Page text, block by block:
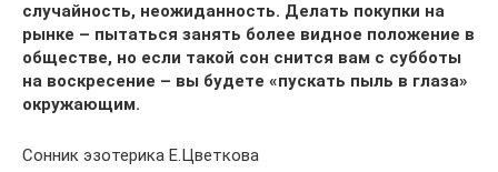
случайность, неожиданность. Делать покупки на
рынке – пытаться занять более видное положение в
обществе, но если такой сон снится вам с субботы
на воскресение – вы будете «пускать пыль в глаза»
окружающим.
Сонник эзотерика Е.Цветкова